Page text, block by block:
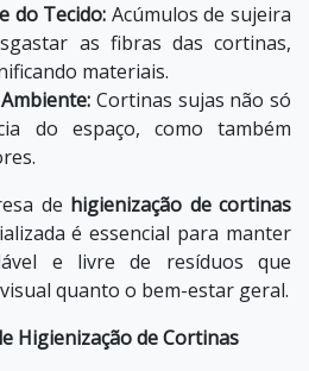
do Tecido: Acúmulos de sujeira
as fibras das cortinas,
materiais.
Cortinas sujas não só
do espaço, como também
de higienização de cortinas
é essencial para manter
e livre de resíduos que
quanto o bem-estar geral.
Higienização de Cortinas